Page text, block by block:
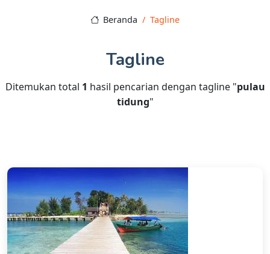
Beranda Tagline
Tagline
Ditemukan total 1 hasil pencarian dengan tagline "pulau
tidung"